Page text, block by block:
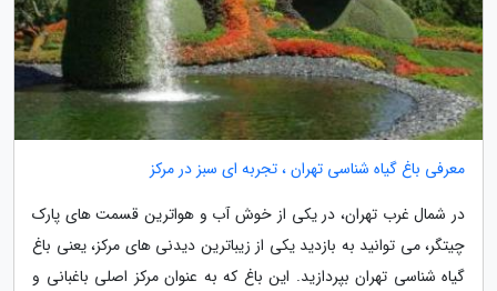
معرفی باغ گیاه شناسی تهران ، تجربه ای سبز در مرکز
در شمال غرب تهران، در یکی از خوش آب و هواترین قسمت های پارک
چیتگر، می توانید به بازدید یکی از زیباترین دیدنی های مرکز، یعنی باغ
گیاه شناسی تهران بپردازید. این باغ که به عنوان مرکز اصلی باغبانی و